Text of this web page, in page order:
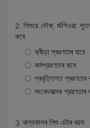
2. শিশুৱে দৌৰা, জঁপিওৱা,
কৰে
ক্ৰীড়া প্ৰৱণতাৰ বাবে
কৰ্মপ্রৱণতাৰ বাবে
প্ৰবৃত্তিগত প্ৰৱণতাৰ
সংবেদনাত্মক প্রৱণতাৰ
3. বাল্যকালৰ শিশু এটাৰ বয়স